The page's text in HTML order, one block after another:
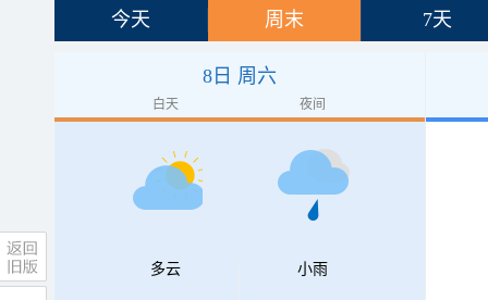
今天 周末 7天
8日 周六
白天 夜间
多云 小雨